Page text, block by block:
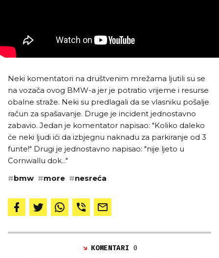
Neki komentatori na društvenim mrežama ljutili su se
na vozača ovog BMW-a jer je potratio vrijeme i resurse
obalne straže. Neki su predlagali da se vlasniku pošalje
račun za spašavanje. Druge je incident jednostavno
zabavio. Jedan je komentator napisao: "Koliko daleko
će neki ljudi ići da izbjegnu naknadu za parkiranje od 3
funte!" Drugi je jednostavno napisao: "nije ljeto u
Cornwallu dok..."
#bmw #more #nesreća
KOMENTARI0